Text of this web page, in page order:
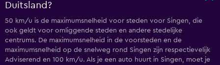
Duitsland?
50 km/u is de maximumsnelheid voor steden voor Singen, die
ook geldt voor omliggende steden en andere stedelijke
centrums. De maximumsnelheid in de voorsteden en de
maximumsnelheid op de snelweg rond Singen zijn respectievelijk
Adviserend en 100 km/u. Als je een auto huurt in Singen, moet je